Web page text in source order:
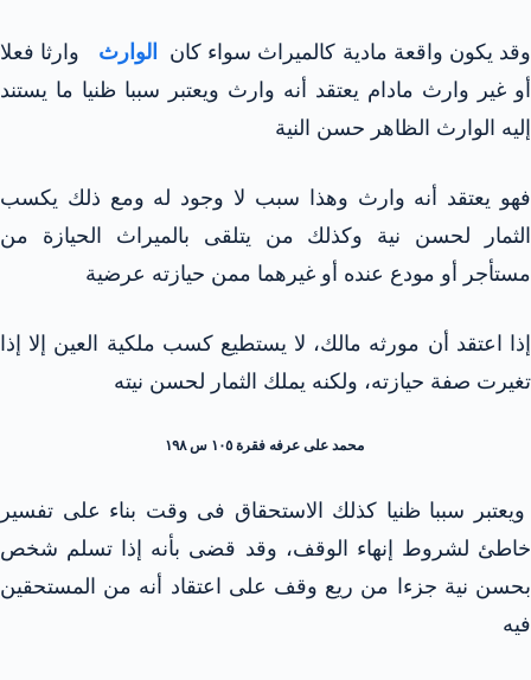
وقد يكون واقعة مادية كالميراث سواء كان الوارث
وارثا فعلا
أو غير وارث مادام يعتقد أنه وارث ويعتبر سببا ظنيا ما يستند
إليه الوارث الظاهر حسن النية
فهو يعتقد أنه وارث وهذا سبب لا وجود له ومع ذلك يكسب
الثمار لحسن نية وكذلك من يتلقى بالميراث الحيازة من
مستأجر أو مودع عنده أو غيرهما ممن حيازته عرضية
إذا اعتقد أن مورثه مالك، لا يستطيع كسب ملكية العين إلا إذا
تغيرت صفة حيازته، ولكنه يملك الثمار لحسن نيته
محمد على عرفه فقرة ١٠٥ س ١٩٨
ويعتبر سببا ظنيا كذلك الاستحقاق فى وقت بناء على تفسير
خاطئ لشروط إنهاء الوقف، وقد قضى بأنه إذا تسلم شخص
بحسن نية جزءا من ريع وقف على اعتقاد أنه من المستحقين
فيه